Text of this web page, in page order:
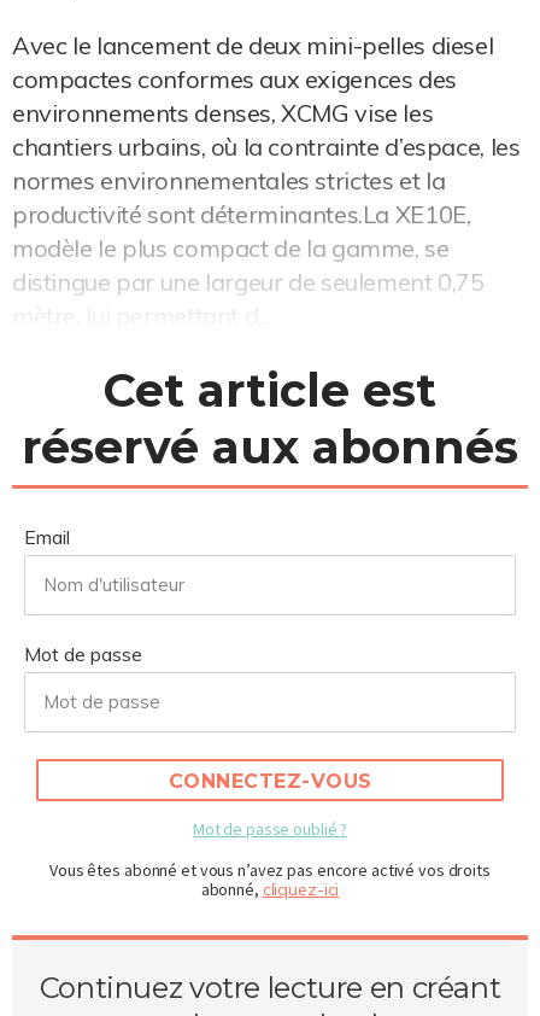
Avec le lancement de deux mini-pelles diesel
compactes conformes aux exigences des
environnements denses, XCMG vise les
chantiers urbains, où la contrainte d’espace, les
normes environnementales strictes et la
productivité sont déterminantes.La XE10E,
modèle le plus compact de la gamme, se
distingue par une largeur de seulement 0,75
mètre, lui permettant d...
Cet article est
réservé aux abonnés
Email
Mot de passe
CONNECTEZ-VOUS
Mot de passe oublié ?
Vous êtes abonné et vous n’avez pas encore activé vos droits
abonné, cliquez-ici
Continuez votre lecture en créant